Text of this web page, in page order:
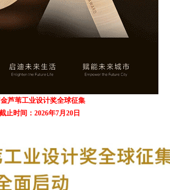
芦苇工业设计奖全球征集
止时间：2026年7月20日